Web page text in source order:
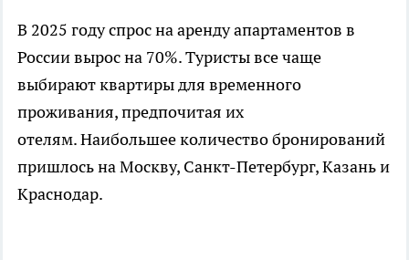
В 2025 году спрос на аренду апартаментов в
России вырос на 70%. Туристы все чаще
выбирают квартиры для временного
проживания, предпочитая их
отелям. Наибольшее количество бронирований
пришлось на Москву, Санкт-Петербург, Казань и
Краснодар.